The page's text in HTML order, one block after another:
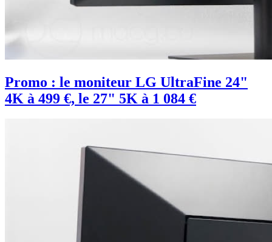
Promo : le moniteur LG UltraFine 24"
4K à 499 €, le 27" 5K à 1 084 €